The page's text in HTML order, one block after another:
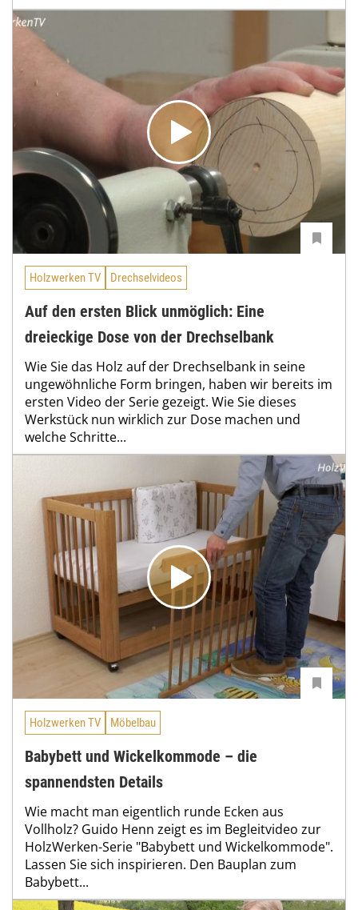
Holzwerken TV Drechselvideos
Auf den ersten Blick unmöglich: Eine
dreieckige Dose von der Drechselbank
Wie Sie das Holz auf der Drechselbank in seine
ungewöhnliche Form bringen, haben wir bereits im
ersten Video der Serie gezeigt. Wie Sie dieses
Werkstück nun wirklich zur Dose machen und
welche Schritte...
Holzwerken TV Möbelbau
Babybett und Wickelkommode – die
spannendsten Details
Wie macht man eigentlich runde Ecken aus
Vollholz? Guido Henn zeigt es im Begleitvideo zur
HolzWerken-Serie "Babybett und Wickelkommode".
Lassen Sie sich inspirieren. Den Bauplan zum
Babybett...